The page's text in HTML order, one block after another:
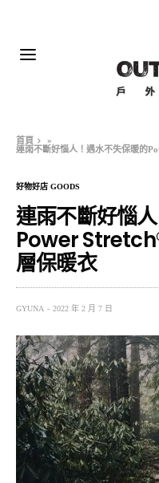
首頁
»
連雨不斷好惱人！遇水不失保暖的
好物好店 GOODS
連雨不斷好惱
Power
層保暖衣
GYUNA 2022 年 2 月 7 日